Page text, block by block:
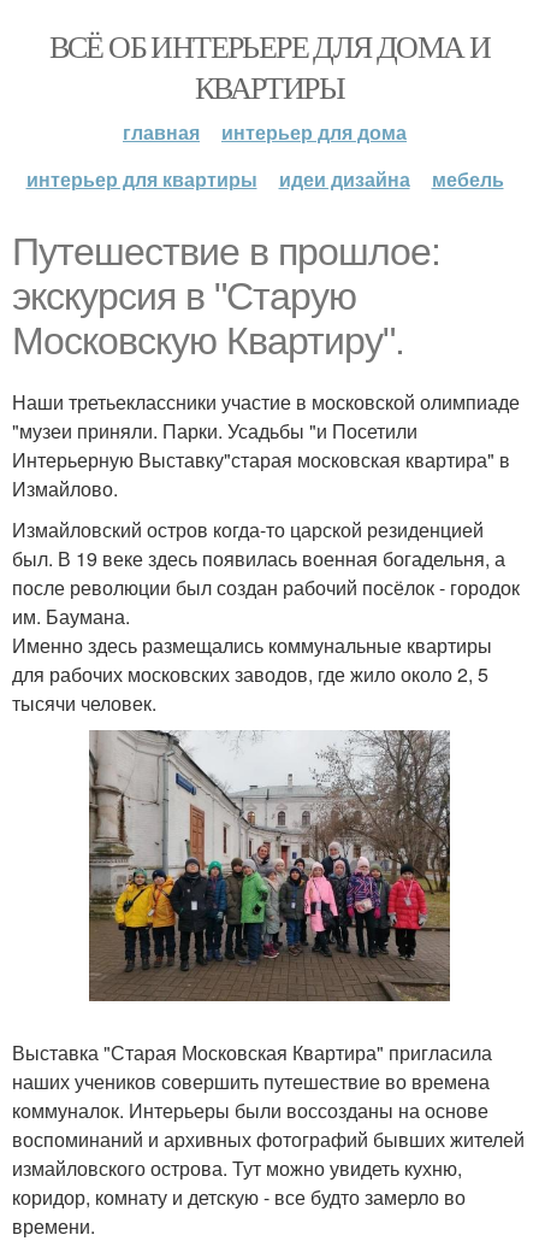
ВСЁ ОБ ИНТЕРЬЕРЕ ДЛЯ ДОМА И
КВАРТИРЫ
главная
интерьер для дома
интерьер для квартиры
идеи дизайна мебель
Путешествие в прошлое:
экскурсия в "Старую
Московскую Квартиру".
Наши третьеклассники участие в московской олимпиаде
"музеи приняли. Парки. Усадьбы "и Посетили
Интерьерную Выставку"старая московская квартира" в
Измайлово.
Измайловский остров когда-то царской резиденцией
был. В 19 веке здесь появилась военная богадельня, а
после революции был создан рабочий посёлок - городок
им. Баумана.
Именно здесь размещались коммунальные квартиры
для рабочих московских заводов, где жило около 2, 5
тысячи человек.
Выставка "Старая Московская Квартира" пригласила
наших учеников совершить путешествие во времена
коммуналок. Интерьеры были воссозданы на основе
воспоминаний и архивных фотографий бывших жителей
измайловского острова. Тут можно увидеть кухню,
коридор, комнату и детскую - все будто замерло во
времени.